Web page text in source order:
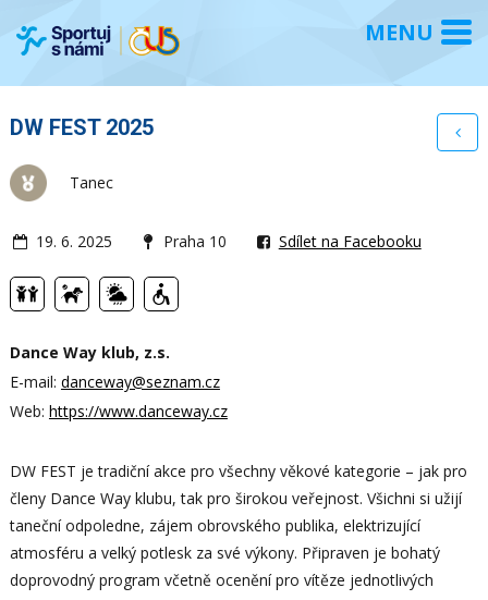
DW FEST 2025
Tanec
19. 6. 2025 Praha 10 Sdílet na Facebooku
Dance Way klub, z.s.
E-mail: danceway@seznam.cz
Web: https://www.danceway.cz
DW FEST je tradiční akce pro všechny věkové kategorie – jak pro
členy Dance Way klubu, tak pro širokou veřejnost. Všichni si užijí
taneční odpoledne, zájem obrovského publika, elektrizující
atmosféru a velký potlesk za své výkony. Připraven je bohatý
doprovodný program včetně ocenění pro vítěze jednotlivých